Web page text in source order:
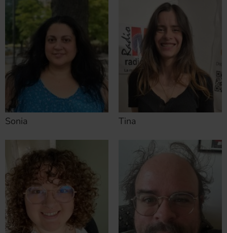
Sonia Tina